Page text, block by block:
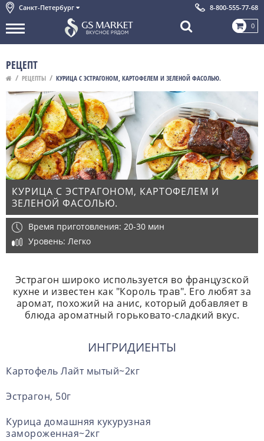
Санкт-Петербург 8-800-555-77-68
0
РЕЦЕПТ
РЕЦЕПТЫ КУРИЦА С ЭСТРАГОНОМ, КАРТОФЕЛЕМ И ЗЕЛЕНОЙ ФАСОЛЬЮ.
КУРИЦА С ЭСТРАГОНОМ, КАРТОФЕЛЕМ И
ЗЕЛЕНОЙ ФАСОЛЬЮ.
Время приготовления: 20-30 мин
Уровень: Легко
Эстрагон широко используется во французской
кухне и известен как "Король трав". Его любят за
аромат, похожий на анис, который добавляет в
блюда ароматный горьковато-сладкий вкус.
ИНГРИДИЕНТЫ
Картофель Лайт мытый~2кг
Эстрагон, 50г
Курица домашняя кукурузная
замороженная~2кг